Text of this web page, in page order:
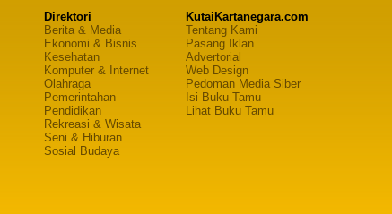
Direktori
Berita & Media
Ekonomi & Bisnis
Kesehatan
Komputer & Internet
Olahraga
Pemerintahan
Pendidikan
Rekreasi & Wisata
Seni & Hiburan
Sosial Budaya
KutaiKartanegara.com
Tentang Kami
Pasang Iklan
Advertorial
Web Design
Pedoman Media Siber
Isi Buku Tamu
Lihat Buku Tamu